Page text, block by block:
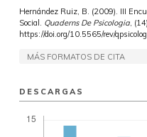
Hernández Ruiz, B. (2009). III
Social. Quaderns De Psicologia,
https://doi.org/10.5565/rev/
MÁS FORMATOS DE CITA
DESCARGAS